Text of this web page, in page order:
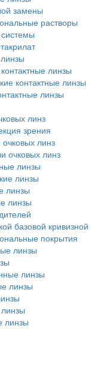
замены
растворы
линзы
контактные линзы
линзы
линз
зрения
линз
очковых линз
линзы
линзы
линзы
линзы
базовой кривизной
покрытия
линзы
линзы
линзы
линзы